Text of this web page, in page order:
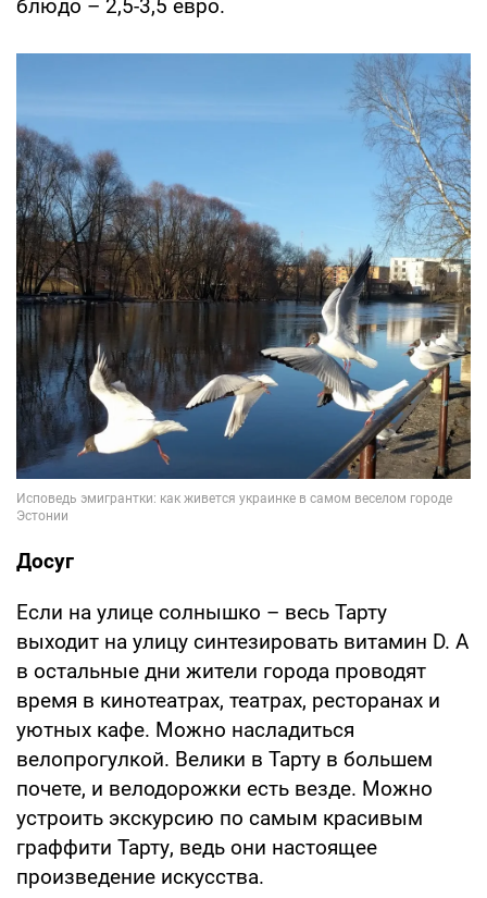
блюдо – 2,5-3,5 евро.
Досуг
Если на улице солнышко – весь Тарту
выходит на улицу синтезировать витамин D. А
в остальные дни жители города проводят
время в кинотеатрах, театрах, ресторанах и
уютных кафе. Можно насладиться
велопрогулкой. Велики в Тарту в большем
почете, и велодорожки есть везде. Можно
устроить экскурсию по самым красивым
граффити Тарту, ведь они настоящее
произведение искусства.